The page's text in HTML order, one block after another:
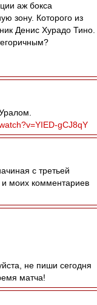
аж бокса
зону. Которого из
Денис Хурадо Тино.
gCJ8qY
с третьей
моих комментариев
не пиши сегодня
матча!